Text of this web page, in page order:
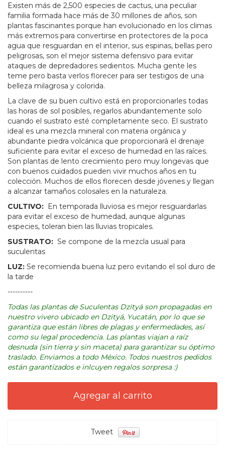
Existen más de 2,500 especies de cactus, una peculiar
familia formada hace más de 30 millones de años, son
plantas fascinantes porque han evolucionado en los climas
más extremos para convertirse en protectores de la poca
agua que resguardan en el interior, sus espinas, bellas pero
peligrosas, son el mejor sistema defensivo para evitar
ataques de depredadores sedientos. Mucha gente les
teme pero basta verlos florecer para ser testigos de una
belleza milagrosa y colorida.
La clave de su buen cultivo está en proporcionarles todas
las horas de sol posibles, regarlos abundantemente solo
cuando el sustrato esté completamente seco. El sustrato
ideal es una mezcla mineral con materia orgánica y
abundante piedra volcánica que proporcionará el drenaje
suficiente para evitar el exceso de humedad en las raíces.
Son plantas de lento crecimiento pero muy longevas que
con buenos cuidados pueden vivir muchos años en tu
colección. Muchos de ellos florecen desde jóvenes y llegan
a alcanzar tamaños colosales en la naturaleza.
CULTIVO: En temporada lluviosa es mejor resguardarlas
para evitar el exceso de humedad, aunque algunas
especies, toleran bien las lluvias tropicales.
SUSTRATO: Se compone de la mezcla usual para
suculentas
LUZ: Se recomienda buena luz pero evitando el sol duro de
la tarde
----------
Todas las plantas de Suculentas Dzityá son propagadas en
nuestro vivero ubicado en Dzityá, Yucatán, por lo que se
garantiza que están libres de plagas y enfermedades, así
como su legal procedencia. Las plantas viajan a raíz
desnuda (sin tierra y sin maceta) para garantizar su óptimo
traslado. Enviamos a todo México. Todos nuestros pedidos
están garantizados e inlcuyen regalos sorpresa :)
Tweet